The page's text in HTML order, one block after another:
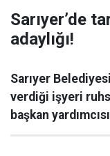
Sarıyer’de
adaylığı!
Sarıyer
verdiği işyeri
başkan